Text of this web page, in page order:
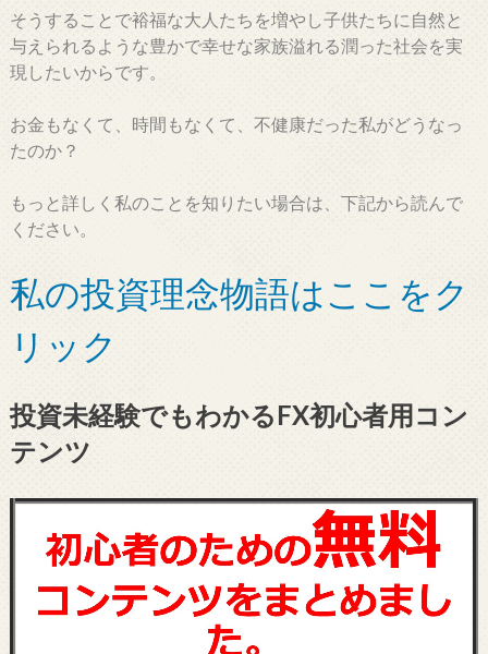
そうすることで裕福な大人たちを増やし子供たちに自然と
与えられるような豊かで幸せな家族溢れる潤った社会を実
現したいからです。
お金もなくて、時間もなくて、不健康だった私がどうなっ
たのか？
もっと詳しく私のことを知りたい場合は、下記から読んで
ください。
私の投資理念物語はここをク
リック
投資未経験でもわかるFX初心者用コン
テンツ